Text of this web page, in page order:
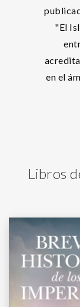
"El
en el
Libros